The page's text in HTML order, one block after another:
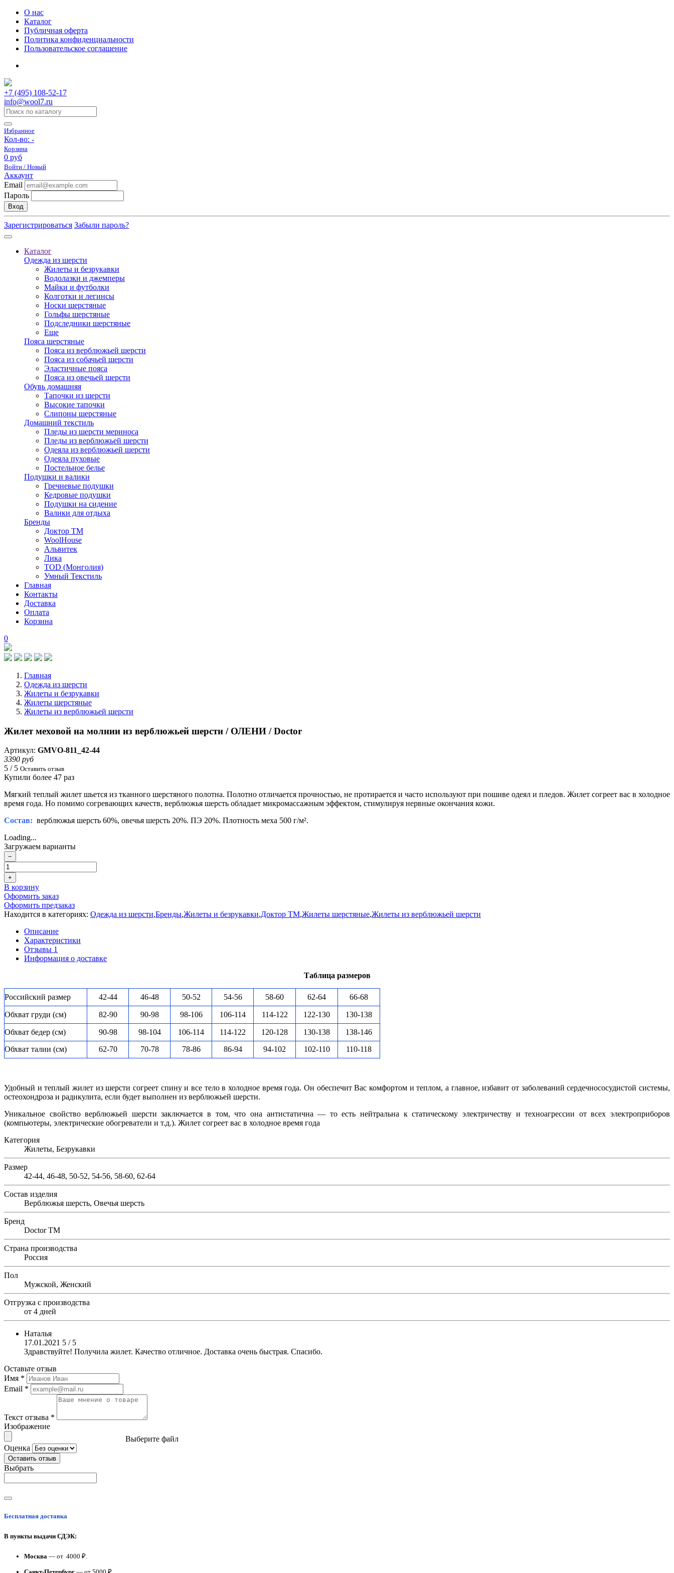
О нас
Каталог
Публичная оферта
Политика конфиденциальности
Пользовательское соглашение
+7 (495) 108-52-17
info@wool7.ru
Избранное
Кол-во: -
Корзина
0 руб
Войти / Новый
Аккаунт
Email
Пароль
Вход
Зарегистрироваться Забыли пароль?
Каталог
Одежда из шерсти
Жилеты и безрукавки
Водолазки и джемперы
Майки и футболки
Колготки и легинсы
Носки шерстяные
Гольфы шерстяные
Подследники шерстяные
Еще
Пояса шерстяные
Пояса из верблюжьей шерсти
Пояса из собачьей шерсти
Эластичные пояса
Пояса из овечьей шерсти
Обувь домашняя
Тапочки из шерсти
Высокие тапочки
Слипоны шерстяные
Домашний текстиль
Пледы из шерсти мериноса
Пледы из верблюжьей шерсти
Одеяла из верблюжьей шерсти
Одеяла пуховые
Постельное белье
Подушки и валики
Гречневые подушки
Кедровые подушки
Подушки на сидение
Валики для отдыха
Бренды
Доктор ТМ
WoolHouse
Альвитек
Лика
TOD (Монголия)
Умный Текстиль
Главная
Контакты
Доставка
Оплата
Корзина
0
Главная
Одежда из шерсти
Жилеты и безрукавки
Жилеты шерстяные
Жилеты из верблюжьей шерсти
Жилет меховой на молнии из верблюжьей шерсти / ОЛЕНИ / Doctor
Артикул: GMVO-811_42-44
3390 руб
5 / 5 Оставить отзыв
Купили более 47 раз
Мягкий теплый жилет шьется из тканного шерстяного полотна. Полотно отличается прочностью, не протирается и часто используют при пошиве одеял и пледов. Жилет согреет вас в холодное
время года. Но помимо согревающих качеств, верблюжья шерсть обладает микромассажным эффектом, стимулируя нервные окончания кожи.
Состав: верблюжья шерсть 60%, овечья шерсть 20%. ПЭ 20%. Плотность меха 500 г/м².
Loading...
Загружаем варианты
−
+
В корзину
Оформить заказ
Оформить предзаказ
Находится в категориях: Одежда из шерсти,Бренды,Жилеты и безрукавки,Доктор ТМ,Жилеты шерстяные,Жилеты из верблюжьей шерсти
Описание
Характеристики
Отзывы 1
Информация о доставке
Таблица размеров
Российский размер 42-44 46-48 50-52 54-56 58-60 62-64 66-68
Обхват груди (см) 82-90 90-98 98-106 106-114 114-122 122-130 130-138
Обхват бедер (см) 90-98 98-104 106-114 114-122 120-128 130-138
138-146
Обхват талии (см)
62-70 70-78 78-86 86-94 94-102 102-110 110-118
Удобный и теплый жилет из шерсти согреет спину и все тело в холодное время года. Он обеспечит Вас комфортом и теплом, а главное, избавит от заболеваний сердечнососудистой системы,
остеохондроза и радикулита, если будет выполнен из верблюжьей шерсти.
Уникальное свойство верблюжьей шерсти заключается в том, что она антистатична — то есть нейтральна к статическому электричеству и техноагрессии от всех электроприборов
(компьютеры, электрические обогреватели и т.д.). Жилет согреет вас в холодное время года
Категория
Жилеты, Безрукавки
Размер
42-44, 46-48, 50-52, 54-56, 58-60, 62-64
Состав изделия
Верблюжья шерсть, Овечья шерсть
Бренд
Doctor TM
Страна производства
Россия
Пол
Мужской, Женский
Отгрузка с производства
от 4 дней
Наталья
17.01.2021 5 / 5
Здравствуйте! Получила жилет. Качество отличное. Доставка очень быстрая. Спасибо.
Оставьте отзыв
Имя *
Email *
Текст отзыва *
Изображение
Выберите файл
Оценка
Оставить отзыв
Выбрать
Бесплатная доставка
В пункты выдачи СДЭК:
Москва — от 4000 ₽.